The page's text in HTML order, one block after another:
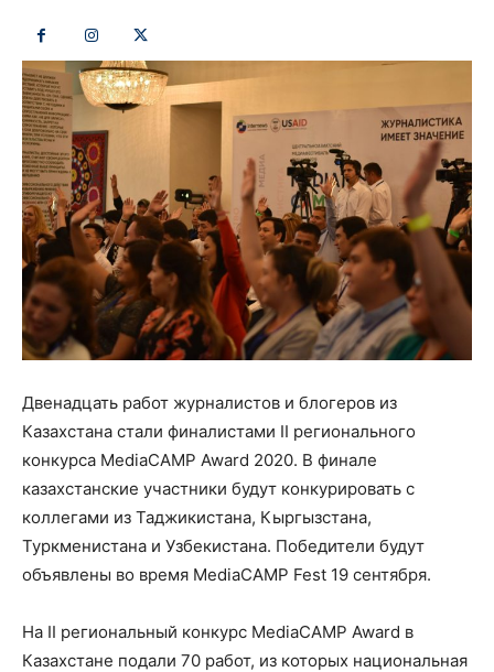
Двенадцать работ журналистов и блогеров из
Казахстана стали финалистами II регионального
конкурса MediaCAMP Award 2020. В финале
казахстанские участники будут конкурировать с
коллегами из Таджикистана, Кыргызстана,
Туркменистана и Узбекистана. Победители будут
объявлены во время MediaCAMP Fest 19 сентября.
На II региональный конкурс MediaCAMP Award в
Казахстане подали 70 работ, из которых национальная